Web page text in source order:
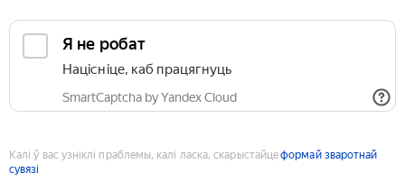
Я не робат
Націсніце, каб працягнуць
SmartCaptcha by Yandex Cloud
Калі ў вас узніклі праблемы, калі ласка, скарыстайцеформай зваротнай
сувязі